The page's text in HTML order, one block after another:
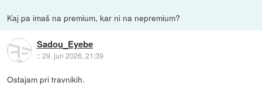
Kaj pa imaš na premium, kar ni na nepremium?
Sadou_Eyebe
::29. jun 2026, 21:39
Ostajam pri travnikih.